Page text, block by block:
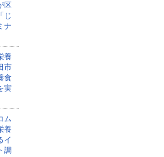
区
じ
ナ
養
市
食
実
ム
養
イ
調